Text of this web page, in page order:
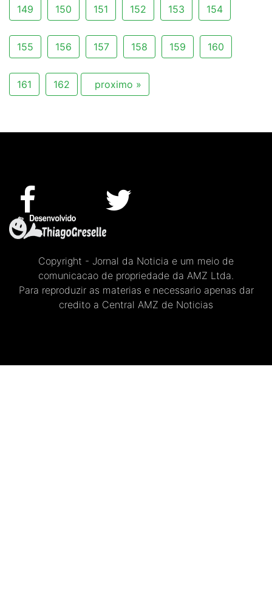
149 150 151 152 153 154
155 156 157 158 159 160
161 162 proximo »
Copyright - Jornal da Noticia e um meio de
comunicacao de propriedade da AMZ Ltda.
Para reproduzir as materias e necessario apenas dar
credito a Central AMZ de Noticias